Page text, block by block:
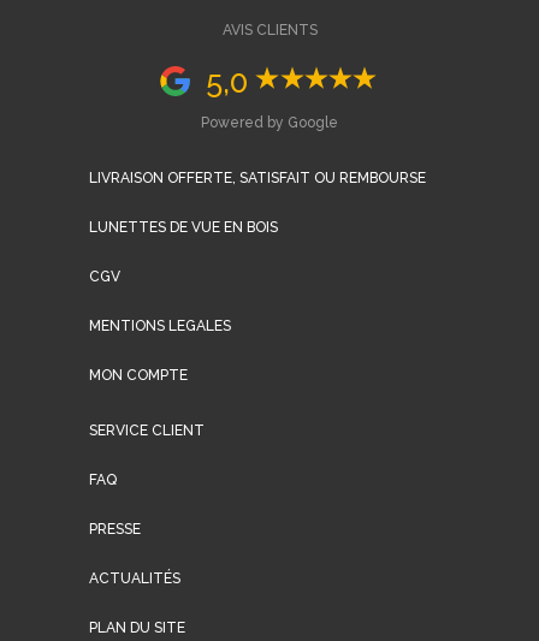
AVIS CLIENTS
5,0
Powered by Google
LIVRAISON OFFERTE, SATISFAIT OU REMBOURSE
LUNETTES DE VUE EN BOIS
CGV
MENTIONS LEGALES
MON COMPTE
SERVICE CLIENT
FAQ
PRESSE
ACTUALITÉS
PLAN DU SITE